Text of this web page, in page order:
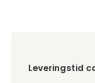
Leveringstid